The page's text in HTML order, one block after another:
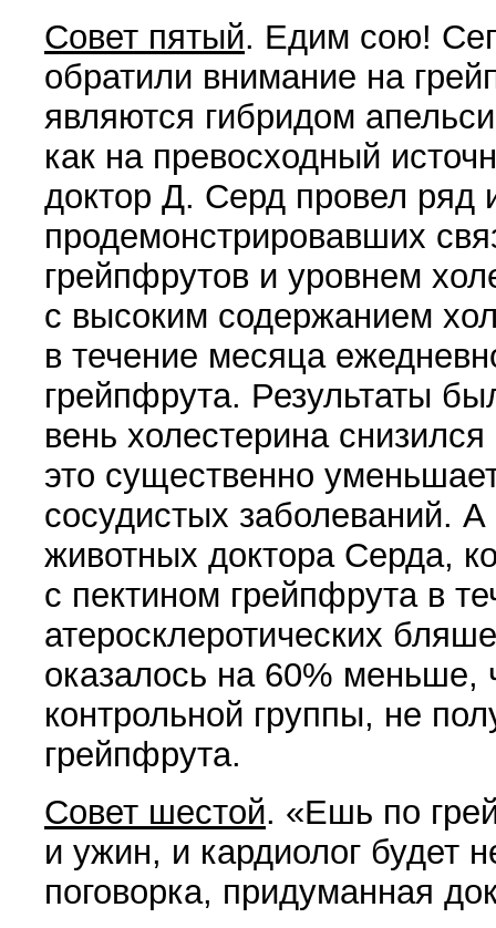
Совет пятый. Едим сою!
обратили вни­мание на
являются гибридом
как на превосходный
доктор Д. Серд провел ряд
продемонстрировав­ших
грейп­фрутов и уровнем
с высоким содержанием
в течение месяца
грейпфрута. Результаты
вень холестерина
это существенно
сосудистых заболеваний.
животных доктора Серда,
с пектином грейпфрута в
атеросклеротических
оказалось на 60% меньше,
контрольной группы, не
грейпфрута.
Совет шестой. «Ешь по
и ужин, и кардиолог будет
поговорка, приду­манная